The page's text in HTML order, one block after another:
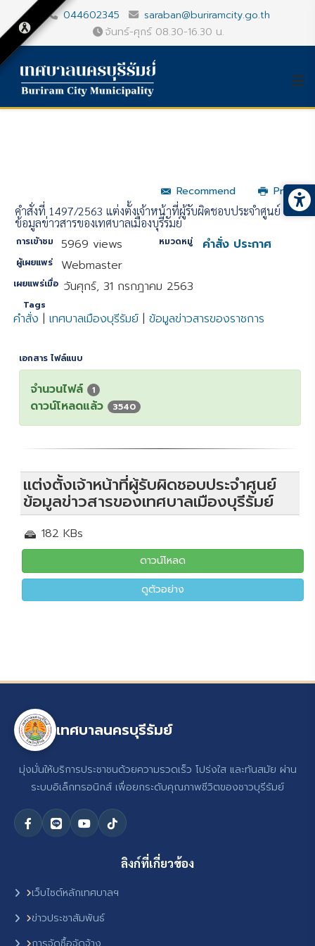
044602345
saraban@buriramcity.go.th
จันทร์-ศุกร์ 08.30-16.30 น.
Recommend
Print
คำสั่งที่ 1497/2563 แต่งตั้งเจ้าหน้าที่ผู้รับผิดชอบประจำศูนย์
ข้อมูลข่าวสารของเทศบาลเมืองบุรีรัมย์
การเข้าชม 5969 views หมวดหมู่ คำสั่ง ประกาศ
ผู้เผยแพร่ Webmaster
เผยแพร่เมื่อ วันศุกร์, 31 กรกฎาคม 2563
Tags
คำสั่ง |เทศบาลเมืองบุรีรัมย์ |ข้อมูลข่าวสารของราชการ
เอกสาร ไฟล์แนบ
จำนวนไฟล์ 1
ดาวน์โหลดแล้ว 3540
แต่งตั้งเจ้าหน้าที่ผู้รับผิดชอบประจำศูนย์
ข้อมูลข่าวสารของเทศบาลเมืองบุรีรัมย์
182 KBs
ดาวน์โหลด
ดูตัวอย่าง
เทศบาลนครบุรีรัมย์
มุ่งมั่นให้บริการประชาชนด้วยความรวดเร็ว โปร่งใส และทันสมัย ผ่าน
ระบบอิเล็กทรอนิกส์ เพื่อยกระดับคุณภาพชีวิตของชาวบุรีรัมย์
ลิงก์ที่เกี่ยวข้อง
เว็บไซต์หลักเทศบาลฯ
ข่าวประชาสัมพันธ์